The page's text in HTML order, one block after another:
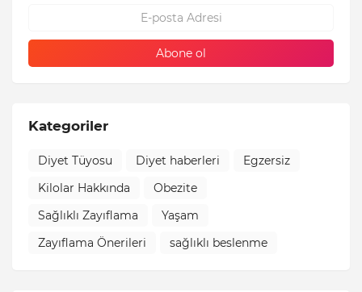
Kategoriler
Diyet Tüyosu Diyet haberleri
Egzersiz
Kilolar Hakkında
Obezite
Sağlıklı Zayıflama
Yaşam
Zayıflama Önerileri
sağlıklı beslenme